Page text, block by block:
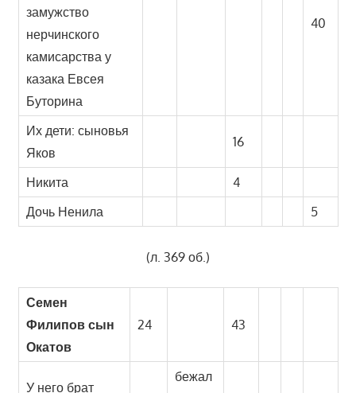
замужство
нерчинского
камисарства у
казака Евсея
Буторина
40
Их дети: сыновья
Яков
16
Никита
4
Дочь Ненила
5
(л. 369 об.)
Семен
Филипов сын
Окатов
24 43
У него брат
бежал